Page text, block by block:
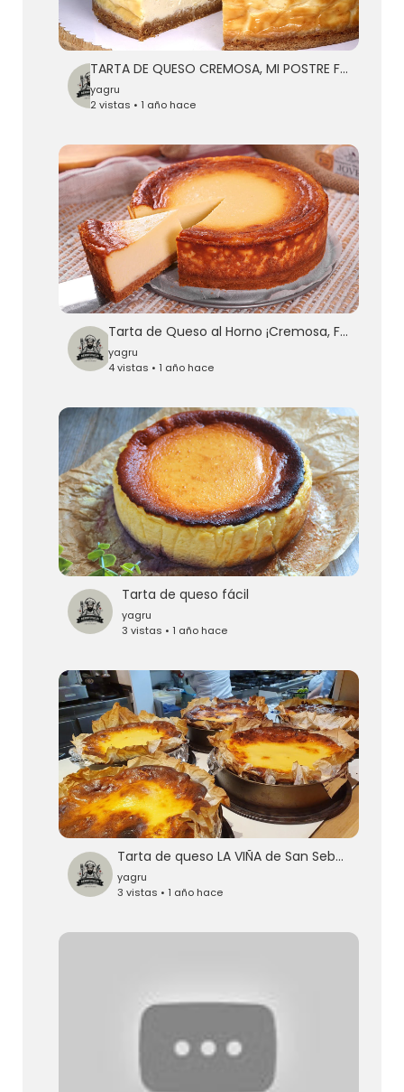
TARTA DE QUESO CREMOSA, MI POSTRE FAVORITO. Una receta muy fácil y que siempre queda perfecta
yagru
2 vistas • 1 año hace
Tarta de Queso al Horno ¡Cremosa, Fácil y Deliciosa!
yagru
4 vistas • 1 año hace
Tarta de queso fácil
yagru
3 vistas • 1 año hace
Tarta de queso LA VIÑA de San Sebastian
yagru
3 vistas • 1 año hace